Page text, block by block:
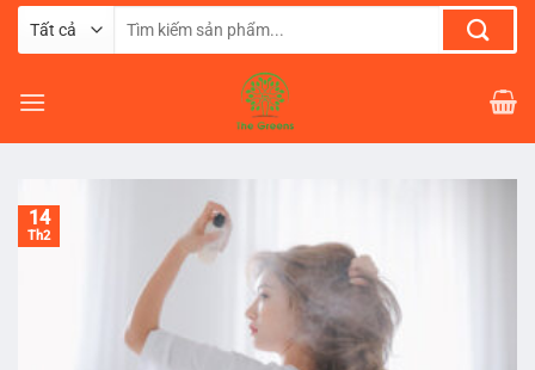
Chuyển
dung
Tìm
14
Th2